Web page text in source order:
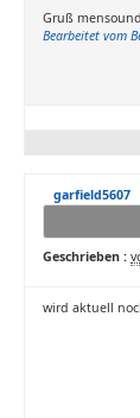
Gruß mensound
Bearbeitet vom
garfield5607
Geschrieben :
wird aktuell